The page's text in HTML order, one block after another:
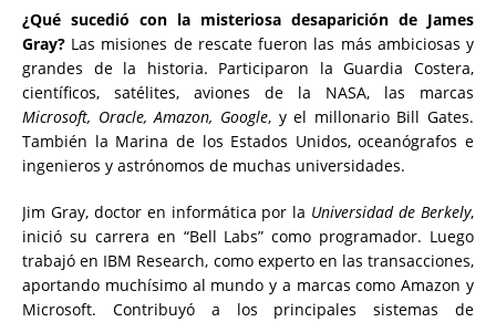
¿Qué sucedió con la misteriosa desaparición de James
Gray? Las misiones de rescate fueron las más ambiciosas y
grandes de la historia. Participaron la Guardia Costera,
científicos, satélites, aviones de la NASA, las marcas
Microsoft, Oracle, Amazon, Google, y el millonario Bill Gates.
También la Marina de los Estados Unidos, oceanógrafos e
ingenieros y astrónomos de muchas universidades.
Jim Gray, doctor en informática por la Universidad de Berkely,
inició su carrera en “Bell Labs” como programador. Luego
trabajó en IBM Research, como experto en las transacciones,
aportando muchísimo al mundo y a marcas como Amazon y
Microsoft. Contribuyó a los principales sistemas de